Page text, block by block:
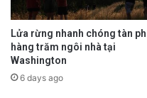
Lửa rừng nhanh chóng tàn
hàng trăm ngôi nhà tại
Washington
6 days ago